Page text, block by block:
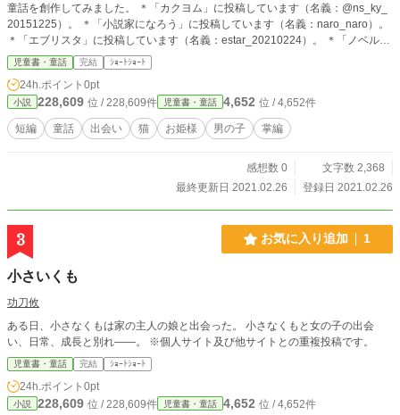
童話を創作してみました。 ＊「カクヨム」に投稿しています（名義：@ns_ky_
20151225）。 ＊「小説家になろう」に投稿しています（名義：naro_naro）。
＊「エブリスタ」に投稿しています（名義：estar_20210224）。 ＊「ノベルア
ップ＋」に投稿しています（名義：novelup20210528）。
児童書・童話 完結 ｼｮｰﾄｼｮｰﾄ
24h.ポイント 0pt
小説 228,609 位 / 228,609件 児童書・童話 4,652 位 / 4,652件
短編 童話 出会い 猫 お姫様 男の子 掌編
感想数 0
文字数 2,368
最終更新日 2021.02.26
登録日 2021.02.26
3 お気に入り追加 1
小さいくも
功刀攸
ある日、小さなくもは家の主人の娘と出会った。 小さなくもと女の子の出会
い、日常、成長と別れ――。 ※個人サイト及び他サイトとの重複投稿です。
児童書・童話 完結 ｼｮｰﾄｼｮｰﾄ
24h.ポイント 0pt
小説 228,609 位 / 228,609件 児童書・童話 4,652 位 / 4,652件